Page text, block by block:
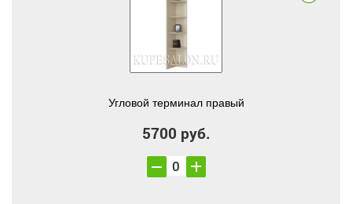
Угловой терминал правый
5700 руб.